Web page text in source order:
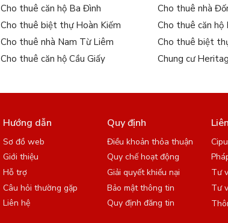
Cho thuê căn hộ Ba Đình Cho thuê nhà
Cho thuê biệt thự Hoàn Kiếm Cho thuê căn hộ
Cho thuê nhà Nam Từ Liêm Cho thuê biệt
Cho thuê căn hộ Cầu Giấy Chung cư
Hướng dẫn
Sơ đồ web
Giới thiệu
Hỗ trợ
Câu hỏi thường gặp
Liên hệ
Quy định
Điều khoản thỏa thuận
Quy chế hoạt động
Giải quyết khiếu nại
Bảo mật thông tin
Quy định đăng tin
Tư
Tư